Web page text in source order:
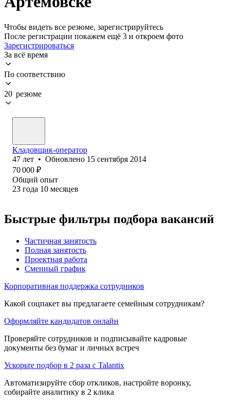
Чтобы видеть все резюме, зарегистрируйтесь
После регистрации покажем ещё 3 и откроем фото
Зарегистрироваться
За всё время
По соответствию
20 резюме
Кладовщик-оператор
47 лет • Обновлено 15 сентября 2014
70 000 ₽
Общий опыт
23 года 10 месяцев
Быстрые фильтры подбора вакансий
Частичная занятость
Полная занятость
Проектная работа
Сменный график
Корпоративная поддержка сотрудников
Какой соцпакет вы предлагаете семейным сотрудникам?
Оформляйте кандидатов онлайн
Проверяйте сотрудников и подписывайте кадровые
документы без бумаг и личных встреч
Ускорьте подбор в 2 раза с Talantix
Автоматизируйте сбор откликов, настройте воронку,
собирайте аналитику в 2 клика